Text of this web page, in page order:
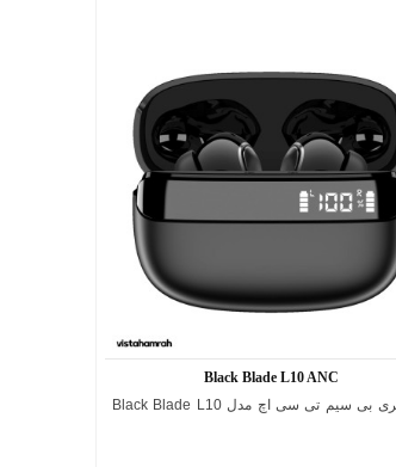
اضافه به مقایسه
Black Blade L10 ANC
هندزفری بی سیم تی سی اچ مدل Black Blade L10